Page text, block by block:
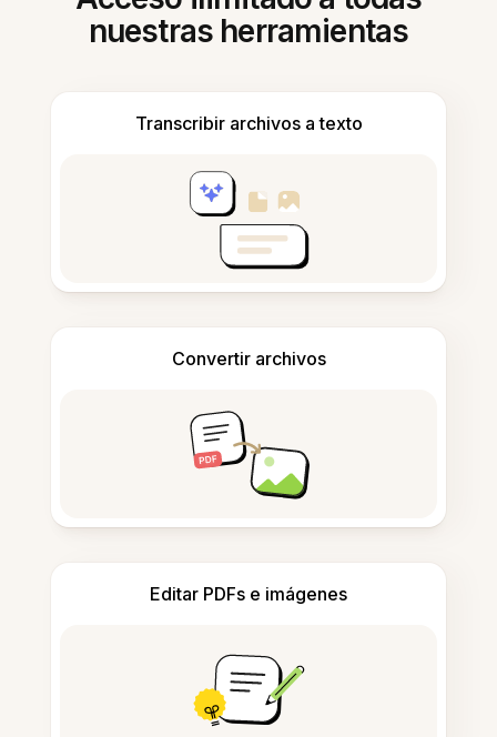
nuestras herramientas
Transcribir archivos a texto
Convertir archivos
Editar PDFs e imágenes